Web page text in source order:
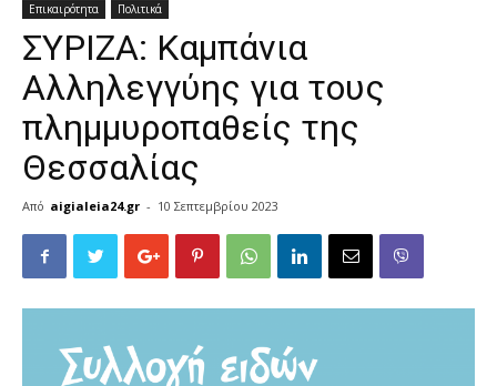
Επικαιρότητα Πολιτικά
ΣΥΡΙΖΑ: Καμπάνια
Αλληλεγγύης για τους
πλημμυροπαθείς της
Θεσσαλίας
Από aigialeia24.gr - 10 Σεπτεμβρίου 2023